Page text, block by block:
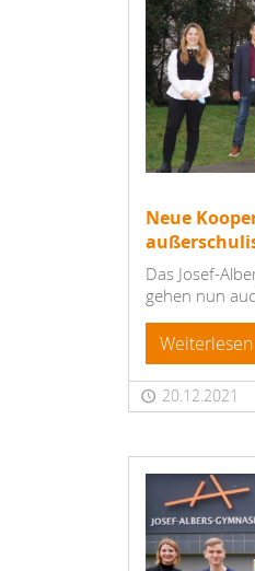
Neue
Das Josef-
gehen nun
Weiterlesen
20.12.2021